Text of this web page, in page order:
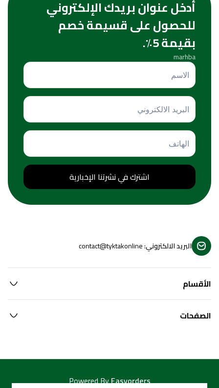
أدخل عنوان بريدك الإلكتروني
للحصول على قسيمة خصم
بقيمة 5٪.
marhba
اشترك في نشرتنا الإخبارية
البريد الالكتروني:
contact@tyktakonline
الأقسام
الصفحات
Powered ByEasyorders